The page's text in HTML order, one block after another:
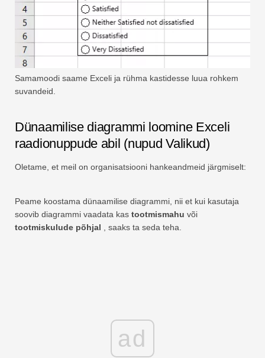
Samamoodi saame Exceli ja rühma kastidesse luua rohkem
suvandeid.
Dünaamilise diagrammi loomine Exceli
raadionuppude abil (nupud Valikud)
Oletame, et meil on organisatsiooni hankeandmeid järgmiselt:
Peame koostama dünaamilise diagrammi, nii et kui kasutaja
soovib diagrammi vaadata kas tootmismahu või
tootmiskulude põhjal , saaks ta seda teha.
ad